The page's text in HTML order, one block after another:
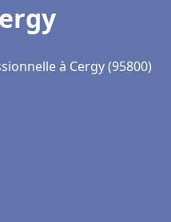
à Cergy (95800)